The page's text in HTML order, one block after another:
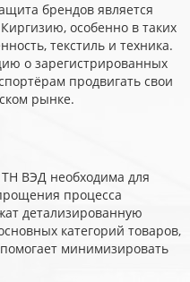
брендов является
особенно в таких
текстиль и техника.
о зарегистрированных
продвигать свои
рынке.
ВЭД необходима для
процесса
детализированную
категорий товаров,
минимизировать